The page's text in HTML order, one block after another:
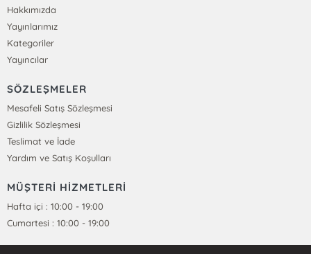
Hakkımızda
Yayınlarımız
Kategoriler
Yayıncılar
SÖZLEŞMELER
Mesafeli Satış Sözleşmesi
Gizlilik Sözleşmesi
Teslimat ve İade
Yardım ve Satış Koşulları
MÜŞTERİ HİZMETLERİ
Hafta içi : 10:00 - 19:00
Cumartesi : 10:00 - 19:00